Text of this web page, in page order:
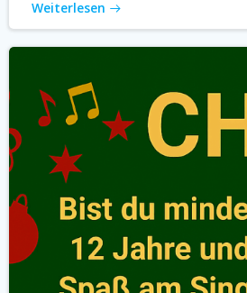
Weiterlesen